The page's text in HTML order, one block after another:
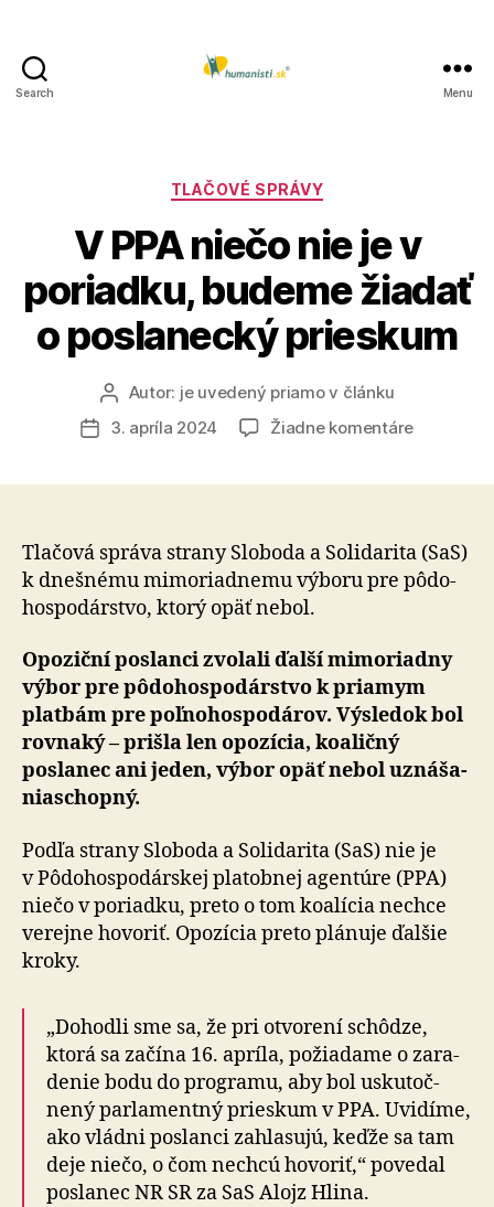
Search Menu
Kategórie
TLAČOVÉ SPRÁVY
V PPA niečo nie je v
poriadku, budeme žiadať
o poslanecký prieskum
Autor
článku
Autor: je uvedený priamo v článku
Dátum
3. apríla 2024 Žiadne komentárena
je
v
o
prieskum
Tlačová správa strany Sloboda a Solidarita (SaS)
k dneš­né­mu mi­mo­riad­nemu výboru pre pô­do­
hospo­dárstvo, ktorý opäť nebol.
Opoziční poslanci zvolali ďalší mimoriadny
výbor pre pô­do­hospodár­stvo k pria­mym
platbám pre poľ­no­hospo­dá­rov. Výsledok bol
rovnaký – prišla len opozícia, koaličný
poslanec ani jeden, výbor opäť nebol uzná­ša­
nia­schopný.
Podľa strany Sloboda a Solidarita (SaS) nie je
v Pô­do­hospodár­skej pla­tob­nej agen­tú­re (PPA)
niečo v po­riadku, preto o tom koalícia nechce
verejne hovoriť. Opozícia preto plánuje ďalšie
kroky.
„Dohodli sme sa, že pri otvorení schôdze,
ktorá sa začína 16. apríla, po­žia­da­me o za­ra­
de­nie bodu do programu, aby bol usku­toč­
nený parla­men­tný prieskum v PPA. Uvidíme,
ako vládni poslanci zahlasujú, keďže sa tam
deje niečo, o čom nechcú hovoriť,“ povedal
poslanec NR SR za SaS Alojz Hlina.